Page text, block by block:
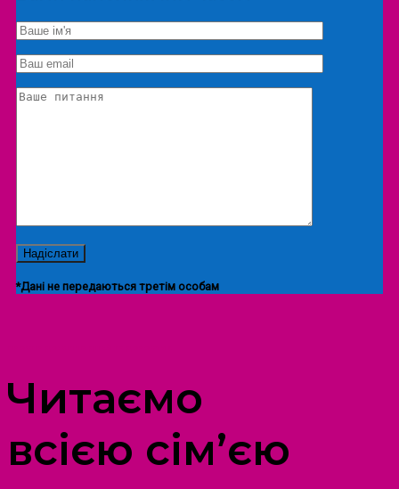
Екскурсія/локація
*Дані не передаються третім особам
Читаємо
всією сім’єю